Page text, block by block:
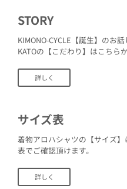
STORY
KIMONO-CYCLE【誕生】のお
KATOの【こだわり】はこちら
詳しく
サイズ表
着物アロハシャツの【サイズ
表でご確認頂けます。
詳しく